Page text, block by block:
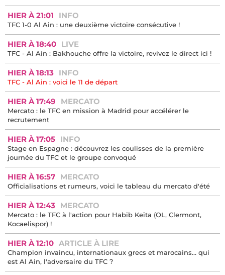
HIER À 21:01 INFO
TFC 1-0 Al Ain : une deuxième victoire consécutive !
HIER À 18:40 LIVE
TFC - Al Ain : Bakhouche offre la victoire, revivez le direct ici !
HIER À 18:13 INFO
TFC - Al Ain : voici le 11 de départ
HIER À 17:49 MERCATO
Mercato : le TFC en mission à Madrid pour accélérer le
recrutement
HIER À 17:05 INFO
Stage en Espagne : découvrez les coulisses de la première
journée du TFC et le groupe convoqué
HIER À 16:57 MERCATO
Officialisations et rumeurs, voici le tableau du mercato d'été
HIER À 12:43 MERCATO
Mercato : le TFC à l'action pour Habib Keïta (OL, Clermont,
Kocaelispor) !
HIER À 12:10 ARTICLE À LIRE
Champion invaincu, internationaux grecs et marocains… qui
est Al Ain, l'adversaire du TFC ?